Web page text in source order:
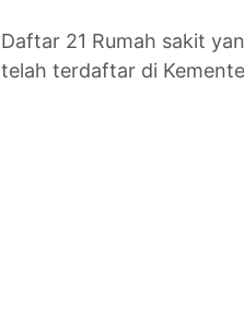
Daftar 21 Rumah sakit
telah terdaftar di